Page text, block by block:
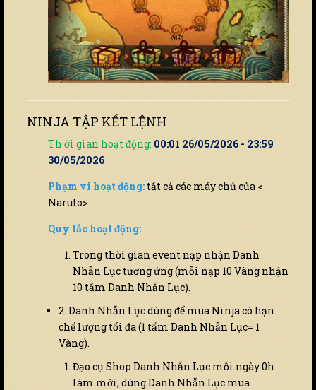
NINJA TẬP KẾT LỆNH
Th ời gian hoạt động: 00:01 26/05/2026 - 23:59
30/05/2026
Phạm vi hoạt động: tất cả các máy chủ của <
Naruto>
Quy tắc hoạt động:
Trong thời gian event nạp nhận Danh
Nhẫn Lục tương ứng (mỗi nạp 10 Vàng nhận
10 tấm Danh Nhẫn Lục).
2. Danh Nhẫn Lục dùng để mua Ninja có hạn
chế lượng tối đa (1 tấm Danh Nhẫn Lục= 1
Vàng).
Đạo cụ Shop Danh Nhẫn Lục mỗi ngày 0h
làm mới, dùng Danh Nhẫn Lục mua.